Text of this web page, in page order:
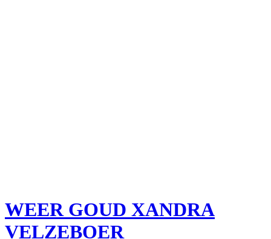
WEER GOUD XANDRA
VELZEBOER